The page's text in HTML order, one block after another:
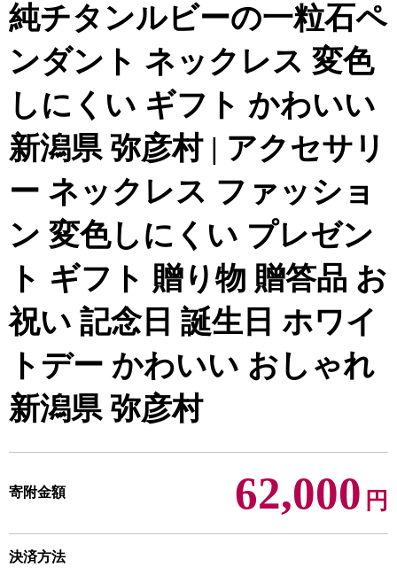
純チタンルビーの一粒石ペ
ンダント ネックレス 変色
しにくい ギフト かわいい
新潟県 弥彦村 | アクセサリ
ー ネックレス ファッショ
ン 変色しにくい プレゼン
ト ギフト 贈り物 贈答品 お
祝い 記念日 誕生日 ホワイ
トデー かわいい おしゃれ
新潟県 弥彦村
寄附金額 62,000 円
決済方法